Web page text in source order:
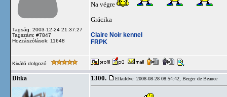
Tagság: 2003-12-24 21:37:27
Tagszám: #7847
Hozzászólások: 11648
Na végre
Grácika
Claire Noir kennel
FRPK
Kiváló dolgozó
Ditka 1300. Elküldve: 2008-08-28 08:54:42, Berger de Beauce